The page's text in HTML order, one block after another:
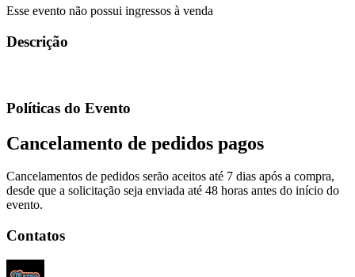
Esse evento não possui ingressos à venda
Descrição
Políticas do Evento
Cancelamento de pedidos pagos
Cancelamentos de pedidos serão aceitos até 7 dias após a compra,
desde que a solicitação seja enviada até 48 horas antes do início do
evento.
Contatos